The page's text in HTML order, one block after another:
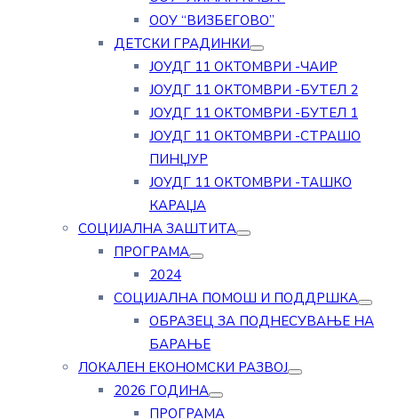
ООУ “ВИЗБЕГОВО”
ДЕТСКИ ГРАДИНКИ
ЈОУДГ 11 ОКТОМВРИ -ЧАИР
ЈОУДГ 11 ОКТОМВРИ -БУТЕЛ 2
ЈОУДГ 11 ОКТОМВРИ -БУТЕЛ 1
ЈОУДГ 11 ОКТОМВРИ -СТРАШО
ПИНЏУР
ЈОУДГ 11 ОКТОМВРИ -ТАШКО
КАРАЏА
СОЦИЈАЛНА ЗАШТИТА
ПРОГРАМА
2024
СОЦИЈАЛНА ПОМОШ И ПОДДРШКА
ОБРАЗЕЦ ЗА ПОДНЕСУВАЊЕ НА
БАРАЊЕ
ЛОКАЛЕН ЕКОНОМСКИ РАЗВОЈ
2026 ГОДИНА
ПРОГРАМА